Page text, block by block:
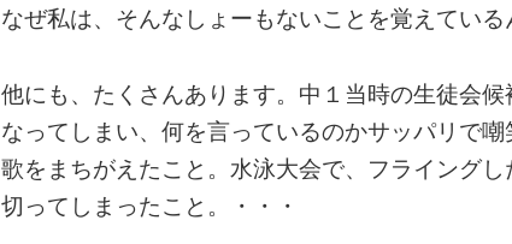
なぜ私は、そんなしょーもないことを覚えている
他にも、たくさんあります。中１当時の生徒会
なってしまい、何を言っているのかサッパリで
歌をまちがえたこと。水泳大会で、フライング
切ってしまったこと。・・・